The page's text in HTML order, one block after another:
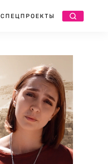
СПЕЦПРОЕКТЫ